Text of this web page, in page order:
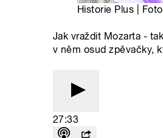
Historie Plus |
Jak vraždit Mozarta -
v něm osud zpěvačky,
27:33